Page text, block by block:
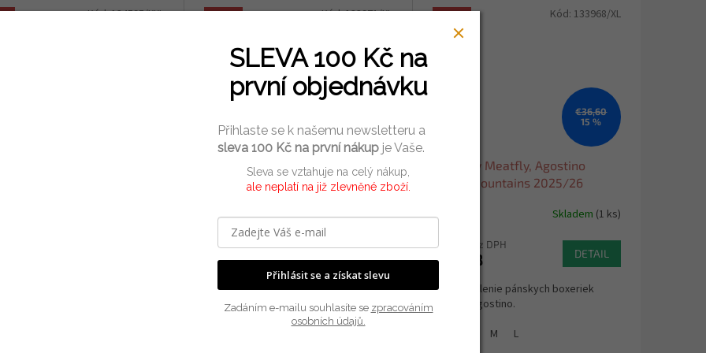
Kód:134595/XXL Akcia
Trenýrky Meatfly, Agostino
2Pack garden 2025/26
Skladem(1 ks)
€25,44 bez DPH
€30,78 DETAIL
Dvojité balenie pánskych boxeriek
Meatfly Agostino.
Kód:133971/XL Akcia
€36,60
15 %
Trenýrky Meatfly, Agostino
2Pack mountains 2025/26
Skladem (1 ks)
€25,44 bez DPH
€30,78 DETAIL
Dvojité balenie pánskych boxeriek
Meatfly Agostino.
M L
Kód: 133968/XL
SLEVA 100 Kč na
první objednávku
Přihlaste se k našemu newsletteru a
sleva 100 Kč na první nákup je Vaše.
Sleva se vztahuje na celý nákup,
ale neplatí na již zlevněné zboží.
Přihlásit se a získat slevu
Zadáním e-mailu souhlasíte se zpracováním
osobních údajů.